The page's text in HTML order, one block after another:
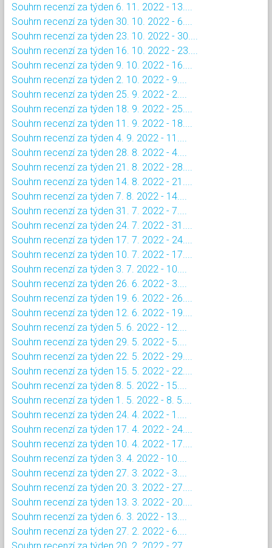
Souhrn recenzí za týden 6. 11. 2022 - 13....
Souhrn recenzí za týden 30. 10. 2022 - 6....
Souhrn recenzí za týden 23. 10. 2022 - 30....
Souhrn recenzí za týden 16. 10. 2022 - 23....
Souhrn recenzí za týden 9. 10. 2022 - 16....
Souhrn recenzí za týden 2. 10. 2022 - 9....
Souhrn recenzí za týden 25. 9. 2022 - 2....
Souhrn recenzí za týden 18. 9. 2022 - 25....
Souhrn recenzí za týden 11. 9. 2022 - 18....
Souhrn recenzí za týden 4. 9. 2022 - 11....
Souhrn recenzí za týden 28. 8. 2022 - 4....
Souhrn recenzí za týden 21. 8. 2022 - 28....
Souhrn recenzí za týden 14. 8. 2022 - 21....
Souhrn recenzí za týden 7. 8. 2022 - 14....
Souhrn recenzí za týden 31. 7. 2022 - 7....
Souhrn recenzí za týden 24. 7. 2022 - 31....
Souhrn recenzí za týden 17. 7. 2022 - 24....
Souhrn recenzí za týden 10. 7. 2022 - 17....
Souhrn recenzí za týden 3. 7. 2022 - 10....
Souhrn recenzí za týden 26. 6. 2022 - 3....
Souhrn recenzí za týden 19. 6. 2022 - 26....
Souhrn recenzí za týden 12. 6. 2022 - 19....
Souhrn recenzí za týden 5. 6. 2022 - 12....
Souhrn recenzí za týden 29. 5. 2022 - 5....
Souhrn recenzí za týden 22. 5. 2022 - 29....
Souhrn recenzí za týden 15. 5. 2022 - 22....
Souhrn recenzí za týden 8. 5. 2022 - 15....
Souhrn recenzí za týden 1. 5. 2022 - 8. 5....
Souhrn recenzí za týden 24. 4. 2022 - 1....
Souhrn recenzí za týden 17. 4. 2022 - 24....
Souhrn recenzí za týden 10. 4. 2022 - 17....
Souhrn recenzí za týden 3. 4. 2022 - 10....
Souhrn recenzí za týden 27. 3. 2022 - 3....
Souhrn recenzí za týden 20. 3. 2022 - 27....
Souhrn recenzí za týden 13. 3. 2022 - 20....
Souhrn recenzí za týden 6. 3. 2022 - 13....
Souhrn recenzí za týden 27. 2. 2022 - 6....
Souhrn recenzí za týden 20. 2. 2022 - 27....